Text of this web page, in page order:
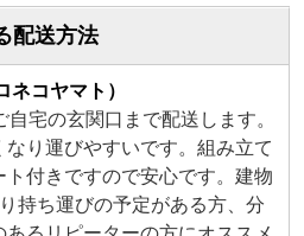
配送方法
ネコヤマト）
宅の玄関口まで配送します。
り運びやすいです。組み立て
付きですので安心です。建物
持ち運びの予定がある方、分